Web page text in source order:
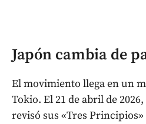
Japón cambia de
El movimiento llega en un
Tokio. El 21 de abril de
revisó sus «Tres